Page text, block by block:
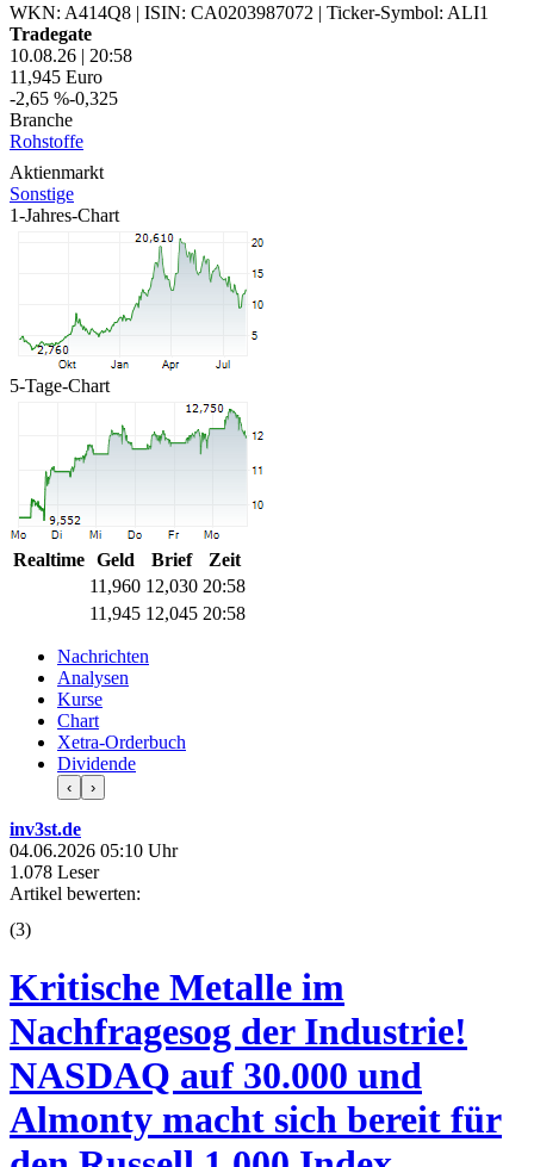
WKN: A414Q8 | ISIN: CA0203987072 | Ticker-Symbol: ALI1
Tradegate
10.08.26 | 20:58
11,945 Euro
-2,65 %-0,325
Branche
Rohstoffe
Aktienmarkt
Sonstige
1-Jahres-Chart
5-Tage-Chart
Realtime Geld Brief
Zeit
11,960 12,030 20:58
11,945 12,045 20:58
Nachrichten
Analysen
Kurse
Chart
Xetra-Orderbuch
Dividende
‹ ›
inv3st.de
04.06.2026 05:10 Uhr
1.078 Leser
Artikel bewerten:
(3)
Kritische Metalle im
Nachfragesog der Industrie!
NASDAQ auf 30.000 und
Almonty macht sich bereit für